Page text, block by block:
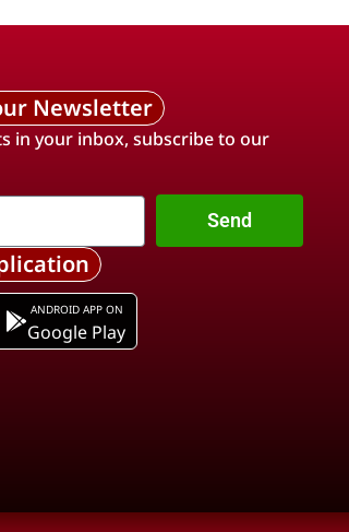
Newsletter
in your inbox, subscribe to our
Send
ANDROID APP ON
Google Play